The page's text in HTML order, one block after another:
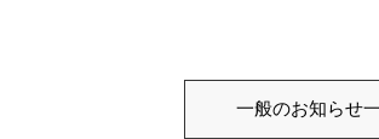
一般のお知らせ